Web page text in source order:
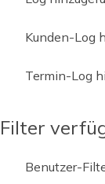
Kunden-Log
Termin-Log
Filter
Benutzer-